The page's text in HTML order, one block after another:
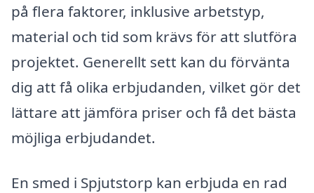
på flera faktorer, inklusive arbetstyp,
material och tid som krävs för att slutföra
projektet. Generellt sett kan du förvänta
dig att få olika erbjudanden, vilket gör det
lättare att jämföra priser och få det bästa
möjliga erbjudandet.
En smed i Spjutstorp kan erbjuda en rad